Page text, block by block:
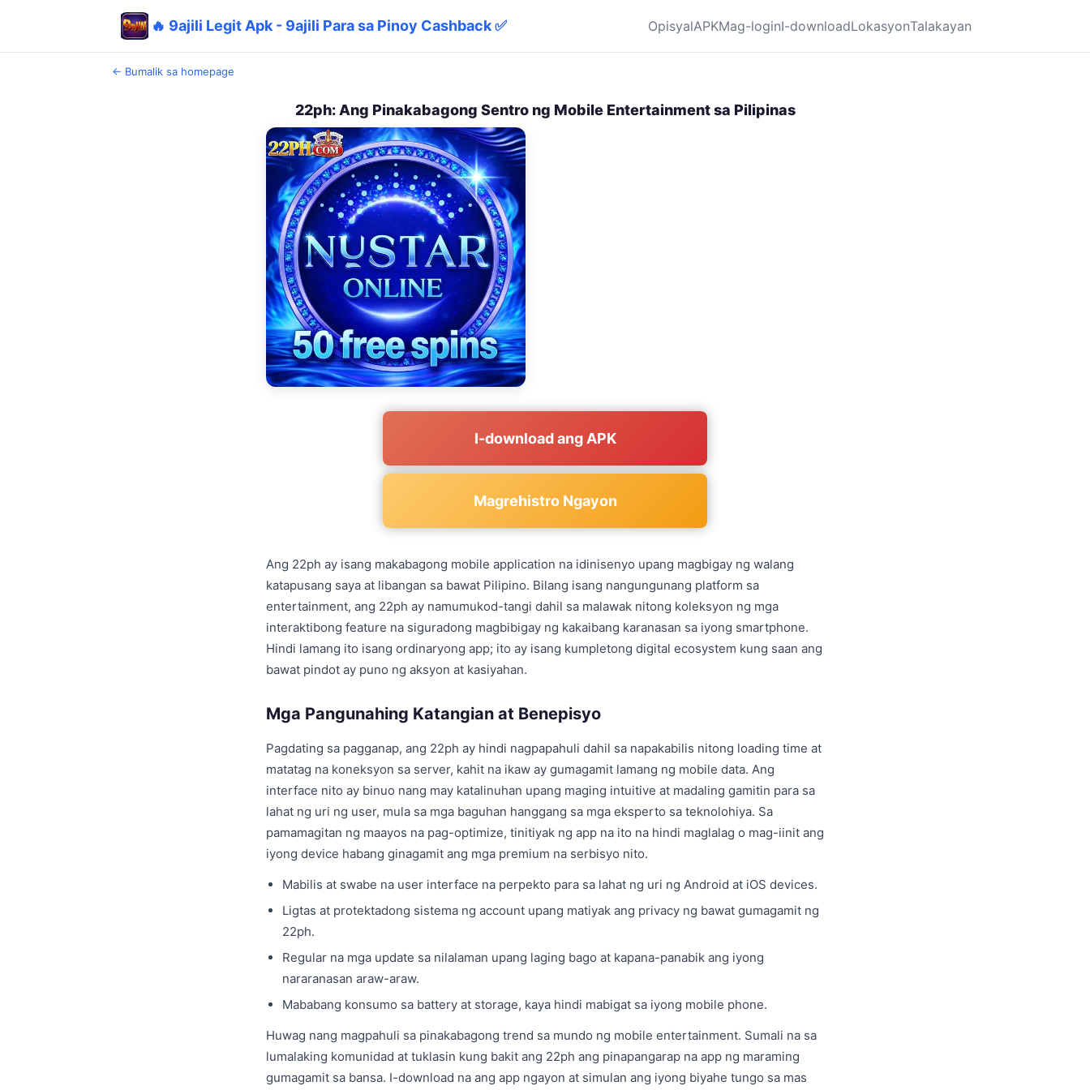
🔥 9ajili Legit Apk - 9ajili Para sa Pinoy Cashback ✅ OpisyalAPKMag-loginI-downloadLokasyonTalakayan
← Bumalik sa homepage
22ph: Ang Pinakabagong Sentro ng Mobile Entertainment sa Pilipinas
I-download ang APK
Magrehistro Ngayon
Ang 22ph ay isang makabagong mobile application na idinisenyo upang magbigay ng walang
katapusang saya at libangan sa bawat Pilipino. Bilang isang nangungunang platform sa
entertainment, ang 22ph ay namumukod-tangi dahil sa malawak nitong koleksyon ng mga
interaktibong feature na siguradong magbibigay ng kakaibang karanasan sa iyong smartphone.
Hindi lamang ito isang ordinaryong app; ito ay isang kumpletong digital ecosystem kung saan ang
bawat pindot ay puno ng aksyon at kasiyahan.
Mga Pangunahing Katangian at Benepisyo
Pagdating sa pagganap, ang 22ph ay hindi nagpapahuli dahil sa napakabilis nitong loading time at
matatag na koneksyon sa server, kahit na ikaw ay gumagamit lamang ng mobile data. Ang
interface nito ay binuo nang may katalinuhan upang maging intuitive at madaling gamitin para sa
lahat ng uri ng user, mula sa mga baguhan hanggang sa mga eksperto sa teknolohiya. Sa
pamamagitan ng maayos na pag-optimize, tinitiyak ng app na ito na hindi maglalag o mag-iinit ang
iyong device habang ginagamit ang mga premium na serbisyo nito.
Mabilis at swabe na user interface na perpekto para sa lahat ng uri ng Android at iOS devices.
Ligtas at protektadong sistema ng account upang matiyak ang privacy ng bawat gumagamit ng
22ph.
Regular na mga update sa nilalaman upang laging bago at kapana-panabik ang iyong
nararanasan araw-araw.
Mababang konsumo sa battery at storage, kaya hindi mabigat sa iyong mobile phone.
Huwag nang magpahuli sa pinakabagong trend sa mundo ng mobile entertainment. Sumali na sa
lumalaking komunidad at tuklasin kung bakit ang 22ph ang pinapangarap na app ng maraming
gumagamit sa bansa. I-download na ang app ngayon at simulan ang iyong biyahe tungo sa mas